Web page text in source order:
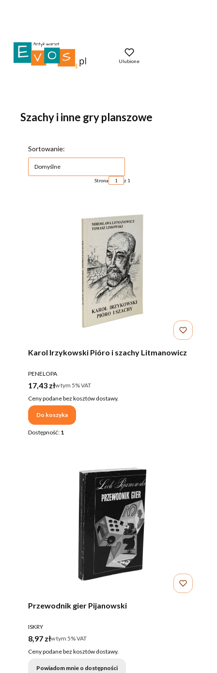
Ulubione
Szachy i inne gry planszowe
Lista produktów
Sortowanie:
Domyślne
Strona z 1
Karol Irzykowski Pióro i szachy Litmanowicz
PRODUCENT
PENELOPA
Cena brutto
17,43 złw tym %s VAT
w tym 5%VAT
Ceny podane bez kosztów dostawy.
Do koszyka
Dostępność: 1
Przewodnik gier Pijanowski
PRODUCENT
ISKRY
Cena brutto
8,97 złw tym %s VAT
w tym 5%VAT
Ceny podane bez kosztów dostawy.
Powiadom mnie o dostępności